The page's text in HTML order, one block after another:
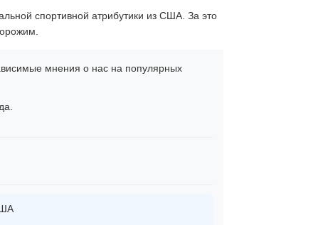
спортивной атрибутики из США. За это
мнения о нас на популярных